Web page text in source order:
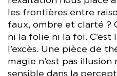
les frontières entre
faux, ombre et clarté ?
ni la folie ni la foi.
l’excès. Une pièce de
magie n’est pas
sensible dans la